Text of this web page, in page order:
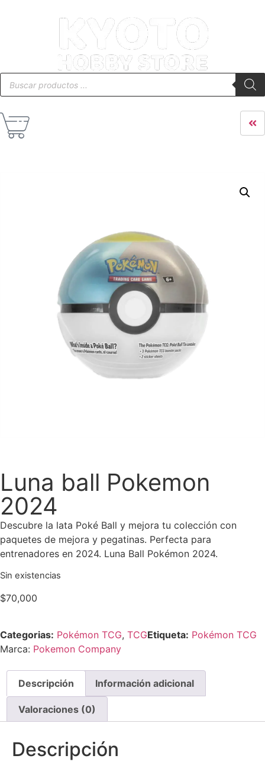
Luna ball Pokemon
2024
Descubre la lata Poké Ball y mejora tu colección con
paquetes de mejora y pegatinas. Perfecta para
entrenadores en 2024. Luna Ball Pokémon 2024.
Sin existencias
$70,000
Categorias: Pokémon TCG, TCGEtiqueta: Pokémon TCG
Marca: Pokemon Company
Descripción Información adicional
Valoraciones (0)
Descripción